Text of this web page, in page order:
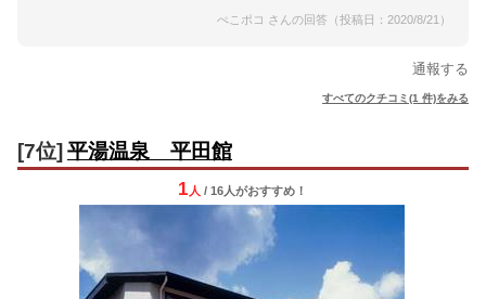
ぺこポコ さんの回答（投稿日：2020/8/21）
通報する
すべてのクチコミ(1 件)をみる
[7位] 平湯温泉 平田館
1 人 / 16人がおすすめ！